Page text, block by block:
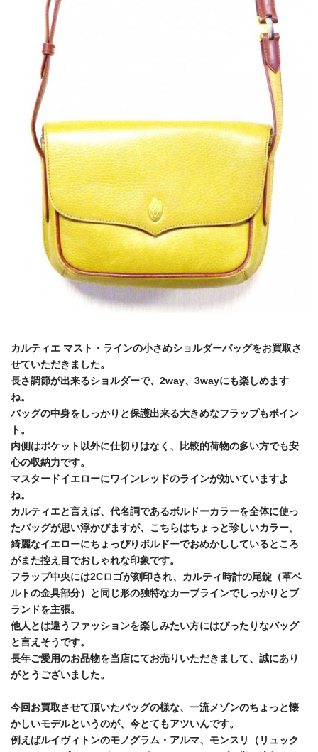
カルティエ マスト・ラインの小さめショルダーバッグをお買取さ
せていただきました。
長さ調節が出来るショルダーで、2way、3wayにも楽しめます
ね。
バッグの中身をしっかりと保護出来る大きめなフラップもポイン
ト。
内側はポケット以外に仕切りはなく、比較的荷物の多い方でも安
心の収納力です。
マスタードイエローにワインレッドのラインが効いていますよ
ね。
カルティエと言えば、代名詞であるボルドーカラーを全体に使っ
たバッグが思い浮かびますが、こちらはちょっと珍しいカラー。
綺麗なイエローにちょっぴりボルドーでおめかししているところ
がまた控え目でおしゃれな印象です。
フラップ中央には2Cロゴが刻印され、カルティ時計の尾錠（革ベ
ルトの金具部分）と同じ形の独特なカーブラインでしっかりとブ
ランドを主張。
他人とは違うファッションを楽しみたい方にはぴったりなバッグ
と言えそうです。
長年ご愛用のお品物を当店にてお売りいただきまして、誠にあり
がとうございました。
今回お買取させて頂いたバッグの様な、一流メゾンのちょっと懐
かしいモデルというのが、今とてもアツいんです。
例えばルイヴィトンのモノグラム・アルマ、モンスリ（リュック